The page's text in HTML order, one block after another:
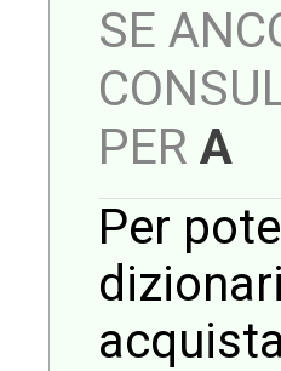
SE
PER A
Per